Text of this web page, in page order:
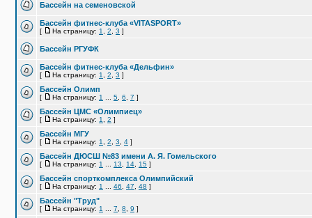
Бассейн на семеновской
Бассейн фитнес-клуба «VITASPORT»
[ На страницу: 1 2 3 ]
Бассейн РГУФК
Бассейн фитнес-клуба «Дельфин»
[ На страницу: 1 2 3 ]
Бассейн Олимп
[ На страницу: 1 5 6 7 ]
Бассейн ЦМС «Олимпиец»
[ На страницу: 1 2 ]
Бассейн МГУ
[ На страницу: 1 2 3 4 ]
Бассейн ДЮСШ №83 имени А. Я. Гомельского
[ На страницу: 1 13 14 15 ]
Бассейн спорткомплекса Олимпийский
[ На страницу: 1 46 47 48 ]
Бассейн "Труд"
[ На страницу: 1 7 8 9 ]